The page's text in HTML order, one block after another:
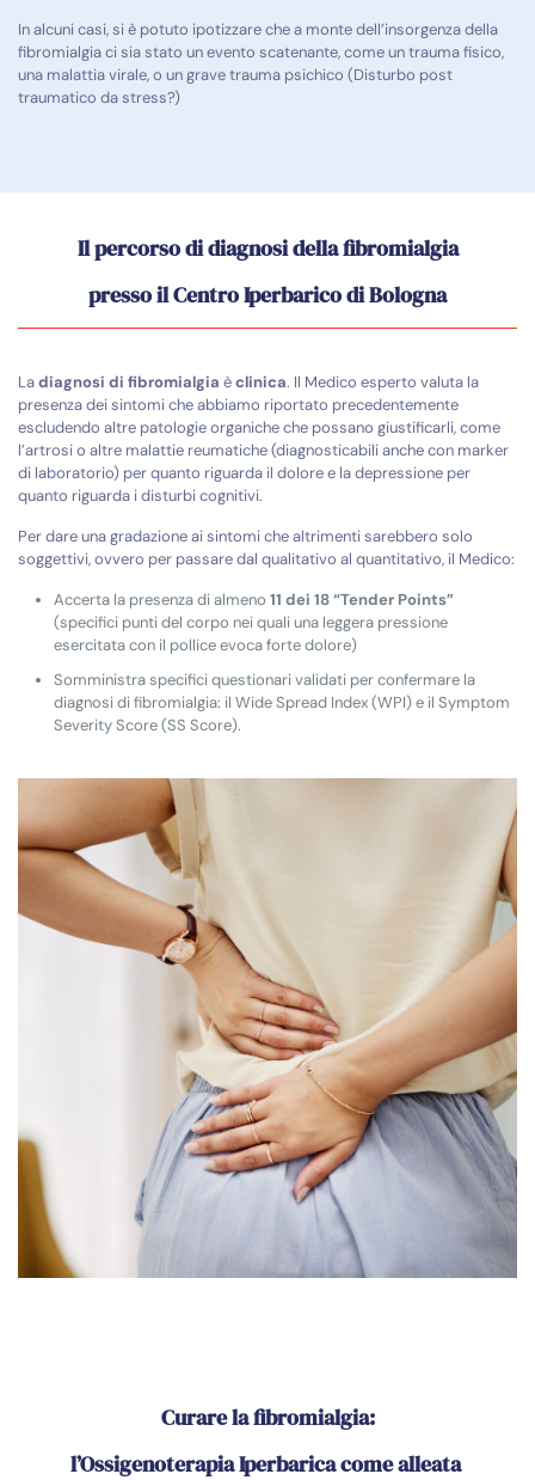
In alcuni casi, si è potuto ipotizzare che a monte dell’insorgenza della
fibromialgia ci sia stato un evento scatenante, come un trauma fisico,
una malattia virale, o un grave trauma psichico (Disturbo post
traumatico da stress?)
Il percorso di diagnosi della fibromialgia
presso il Centro Iperbarico di Bologna
Ladiagnosi di fibromialgia èclinica. Il Medico esperto valuta la
presenza dei sintomi che abbiamo riportato precedentemente
escludendo altre patologie organiche che possano giustificarli, come
l’artrosi o altre malattie reumatiche (diagnosticabili anche con marker
di laboratorio) per quanto riguarda il dolore e la depressione per
quanto riguarda i disturbi cognitivi.
Per dare una gradazione ai sintomi che altrimenti sarebbero solo
soggettivi, ovvero per passare dal qualitativo al quantitativo, il Medico:
Accerta la presenza di almeno 11 dei 18 “Tender Points”
(specifici punti del corpo nei quali una leggera pressione
esercitata con il pollice evoca forte dolore)
Somministra specifici questionari validati per confermare la
diagnosi di fibromialgia: il Wide Spread Index (WPI) e il Symptom
Severity Score (SS Score).
Curare la fibromialgia:
l’Ossigenoterapia Iperbarica come alleata